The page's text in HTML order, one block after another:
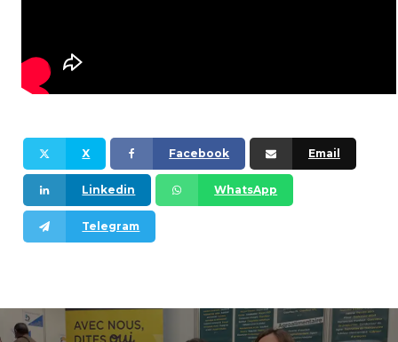
X Facebook Email
Linkedin WhatsApp
Telegram